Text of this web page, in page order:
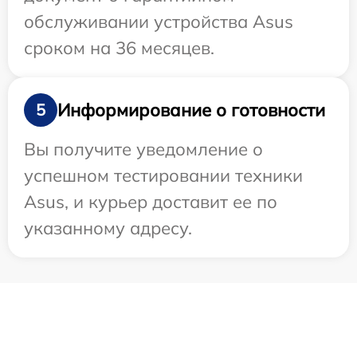
обслуживании устройства Asus
сроком на 36 месяцев.
5
Информирование о готовности
Вы получите уведомление о
успешном тестировании техники
Asus, и курьер доставит ее по
указанному адресу.